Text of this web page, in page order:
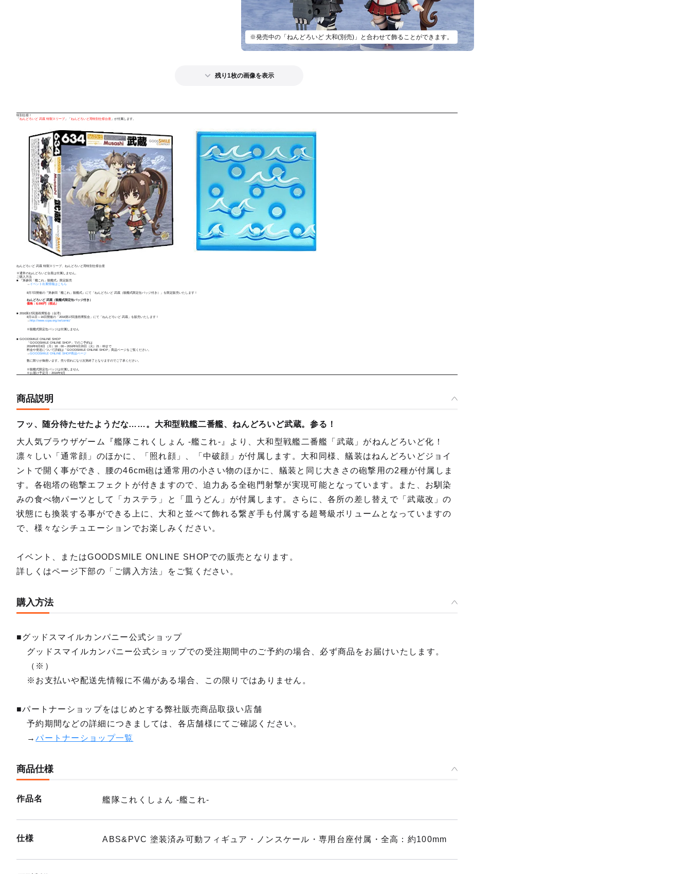
※発売中の「ねんどろいど 大和(別売)」と合わせて飾ることができます。
残り1枚の画像を表示
特別仕様！
「ねんどろいど 武蔵 特製スリーブ 」「ねんどろいど用特別仕様台座 」が付属します。
ねんどろいど 武蔵 特製スリーブ、ねんどろいど用特別仕様台座
※通常のねんどろいど台座は付属しません。
ご購入方法
■ 『第参回「艦これ」観艦式』限定販売
→イベント出展情報はこちら
8月7日開催の『第参回「艦これ」観艦式』にて「ねんどろいど 武蔵（観艦式限定缶バッジ付き）」を限定販売いたします！
ねんどろいど 武蔵（観艦式限定缶バッジ付き）
価格：8,000円（税込）
■ 2016第17回漫画博覧会（台湾）
8月11日～16日開催の「2016第17回漫画博覧会」にて「ねんどろいど 武蔵」を販売いたします！
→http://www.ccpa.org.tw/comic/
※観艦式限定缶バッジは付属しません
■ GOODSMILE ONLINE SHOP
「GOODSMILE ONLINE SHOP」でのご予約は
2016年8月8日（月）18：00～2016年9月20日（火）21：00まで
料金や発送について詳細は「GOODSMILE ONLINE SHOP」商品ページをご覧ください。
→GOODSMILE ONLINE SHOP商品ページ
数に限りが御座います。売り切れになり次第終了となりますのでご了承ください。
※観艦式限定缶バッジは付属しません
※お届け予定月：2016年9月
商品説明
フッ、随分待たせたようだな……。大和型戦艦二番艦、ねんどろいど武蔵。参る！
大人気ブラウザゲーム『艦隊これくしょん -艦これ-』より、大和型戦艦二番艦「武蔵」がねんどろいど化！
凛々しい「通常顔」のほかに、「照れ顔」、「中破顔」が付属します。大和同様、艤装はねんどろいどジョイ
ントで開く事ができ、腰の46cm砲は通常用の小さい物のほかに、艤装と同じ大きさの砲撃用の2種が付属しま
す。各砲塔の砲撃エフェクトが付きますので、迫力ある全砲門射撃が実現可能となっています。また、お馴染
みの食べ物パーツとして「カステラ」と「皿うどん」が付属します。さらに、各所の差し替えで「武蔵改」の
状態にも換装する事ができる上に、大和と並べて飾れる繋ぎ手も付属する超弩級ボリュームとなっていますの
で、様々なシチュエーションでお楽しみください。
イベント、またはGOODSMILE ONLINE SHOPでの販売となります。
詳しくはページ下部の「ご購入方法」をご覧ください。
購入方法
■グッドスマイルカンパニー公式ショップ
グッドスマイルカンパニー公式ショップでの受注期間中のご予約の場合、必ず商品をお届けいたします。
（※）
※お支払いや配送先情報に不備がある場合、この限りではありません。
■パートナーショップをはじめとする弊社販売商品取扱い店舗
予約期間などの詳細につきましては、各店舗様にてご確認ください。
→パートナーショップ一覧
商品仕様
作品名 艦隊これくしょん ‐艦これ‐
仕様 ABS&PVC 塗装済み可動フィギュア・ノンスケール・専用台座付属・全高：約100mm